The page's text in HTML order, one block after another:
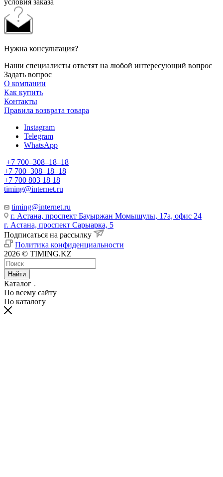
Нужна консультация?
Наши специалисты ответят на любой интересующий вопрос
Задать вопрос
О компании
Как купить
Контакты
Правила возврата товара
Instagram
Telegram
WhatsApp
+7 700‒308‒18‒18
+7 700‒308‒18‒18
+7 700 803 18 18
timing@internet.ru
timing@internet.ru
г. Астана, проспект Бауыржан Момышулы, 17а, офис 24
г. Астана, проспект Сарыарка, 5
Подписаться на рассылку
Политика конфиденциальности
2026 © TIMING.KZ
Найти
Каталог
По всему сайту
По каталогу